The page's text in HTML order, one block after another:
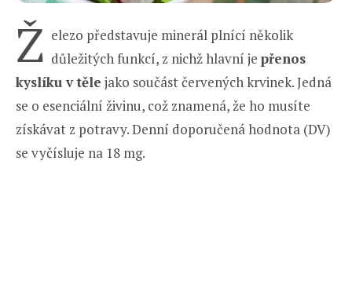
Ž elezo představuje minerál plnící několik
důležitých funkcí, z nichž hlavní je přenos
kyslíku v těle jako součást červených krvinek. Jedná
se o esenciální živinu, což znamená, že ho musíte
získávat z potravy. Denní doporučená hodnota (DV)
se vyčísluje na 18 mg.